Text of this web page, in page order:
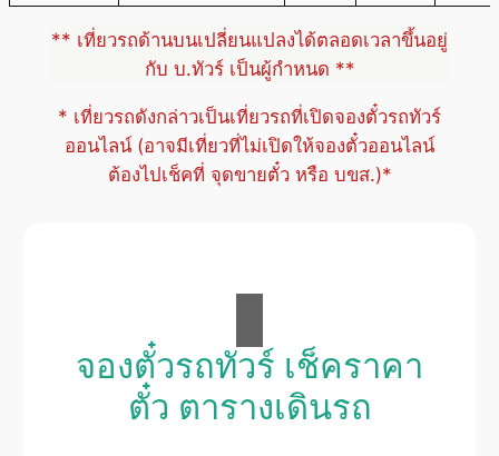
** เที่ยวรถด้านบนเปลี่ยนแปลงได้ตลอดเวลาขึ้นอยู่
กับ บ.ทัวร์ เป็นผู้กำหนด **
* เที่ยวรถดังกล่าวเป็นเที่ยวรถที่เปิดจองตั๋วรถทัวร์
ออนไลน์ (อาจมีเที่ยวที่ไม่เปิดให้จองตั๋วออนไลน์
ต้องไปเช็คที่ จุดขายตั๋ว หรือ บขส.)*
จองตั๋วรถทัวร์ เช็คราคา
ตั๋ว ตารางเดินรถ